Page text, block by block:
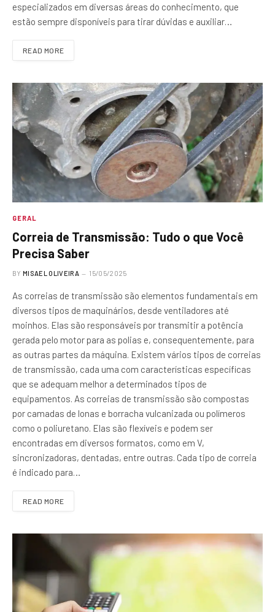
especializados em diversas áreas do conhecimento, que
estão sempre disponíveis para tirar dúvidas e auxiliar…
READ MORE
GERAL
Correia de Transmissão: Tudo o que Você
Precisa Saber
BY MISAEL OLIVEIRA 15/05/2025
As correias de transmissão são elementos fundamentais em
diversos tipos de maquinários, desde ventiladores até
moinhos. Elas são responsáveis por transmitir a potência
gerada pelo motor para as polias e, consequentemente, para
as outras partes da máquina. Existem vários tipos de correias
de transmissão, cada uma com características específicas
que se adequam melhor a determinados tipos de
equipamentos. As correias de transmissão são compostas
por camadas de lonas e borracha vulcanizada ou polímeros
como o poliuretano. Elas são flexíveis e podem ser
encontradas em diversos formatos, como em V,
sincronizadoras, dentadas, entre outras. Cada tipo de correia
é indicado para…
READ MORE